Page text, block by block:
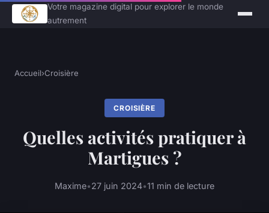
Votre magazine digital pour explorer le monde
autrement
Accueil›Croisière
CROISIÈRE
Quelles activités pratiquer à
Martigues ?
Maxime•27 juin 2024•11 min de lecture